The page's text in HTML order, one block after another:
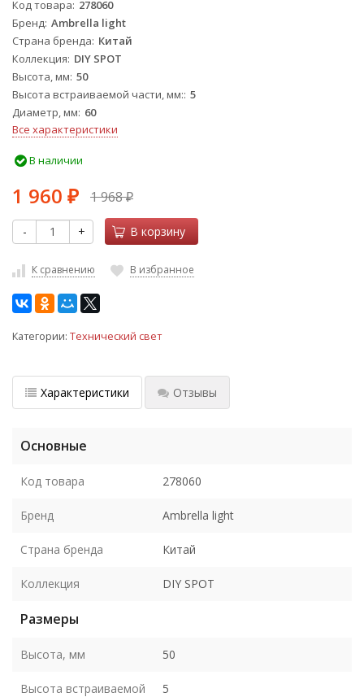
Код товара 278060
Бренд Ambrella light
Страна бренда Китай
Коллекция DIY SPOT
Высота, мм 50
Высота встраиваемой части, мм: 5
Диаметр, мм 60
Все характеристики
В наличии
1 960 ₽ 1 968₽
- + В корзину
К сравнению В избранное
Категории: Технический свет
Характеристики Отзывы
Основные
Код товара 278060
Бренд Ambrella light
Страна бренда Китай
Коллекция DIY SPOT
Размеры
Высота, мм 50
Высота встраиваемой
5